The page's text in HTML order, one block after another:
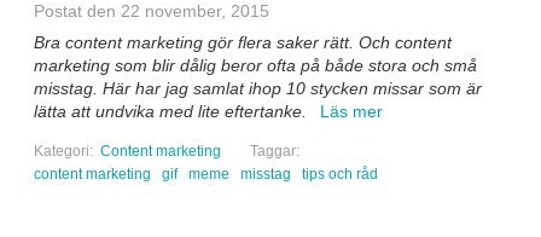
Postat den 22 november, 2015
Bra content marketing gör flera saker rätt. Och content
marketing som blir dålig beror ofta på både stora och små
misstag. Här har jag samlat ihop 10 stycken missar som är
lätta att undvika med lite eftertanke.
Läs mer
Kategori: Content marketing
Taggar:
content marketing
gif meme misstag tips och råd